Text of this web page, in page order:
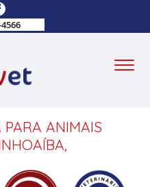
PARA ANIMAIS